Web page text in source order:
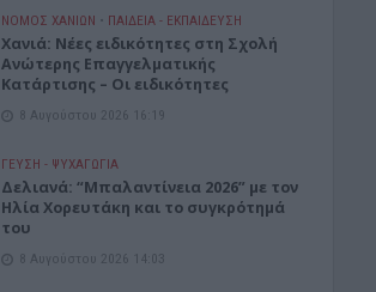
ΝΟΜΌΣ ΧΑΝΊΩΝ • ΠΑΙΔΕΙΑ - ΕΚΠΑΙΔΕΥΣΗ
Χανιά: Νέες ειδικότητες στη Σχολή
Ανώτερης Επαγγελματικής
Κατάρτισης – Οι ειδικότητες
8 Αυγούστου 2026 16:19
ΓΕΎΣΗ - ΨΥΧΑΓΩΓΊΑ
Δελιανά: “Μπαλαντίνεια 2026” με τον
Ηλία Χορευτάκη και το συγκρότημά
του
8 Αυγούστου 2026 14:03